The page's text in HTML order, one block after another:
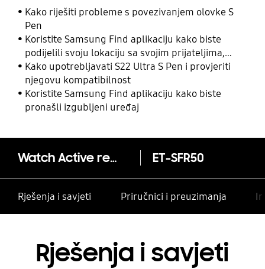
Kako riješiti probleme s povezivanjem olovke S
Pen
Koristite Samsung Find aplikaciju kako biste
podijelili svoju lokaciju sa svojim prijateljima,
djetetom, obitelji i drugim kontaktima
Kako upotrebljavati S22 Ultra S Pen i provjeriti
njegovu kompatibilnost
Koristite Samsung Find aplikaciju kako biste
pronašli izgubljeni uređaj
Watch Active remen (ET-SFR50) ET-SFR50
Rješenja i savjeti Priručnici i preuzimanja
Rješenja i savjeti